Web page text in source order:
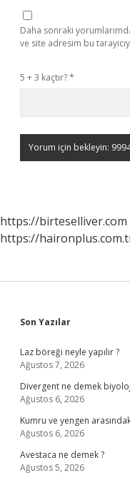
Daha sonraki
ve site adresim bu
5 + 3 kaçtır?*
https://birteselliver.com
https://
Sidebar
Son Yazılar
Laz böreği neyle yapılır ?
Ağustos 7, 2026
Divergent ne demek
Ağustos 6, 2026
Kumru ve yengen
Ağustos 6, 2026
Avestaca ne demek ?
Ağustos 5, 2026